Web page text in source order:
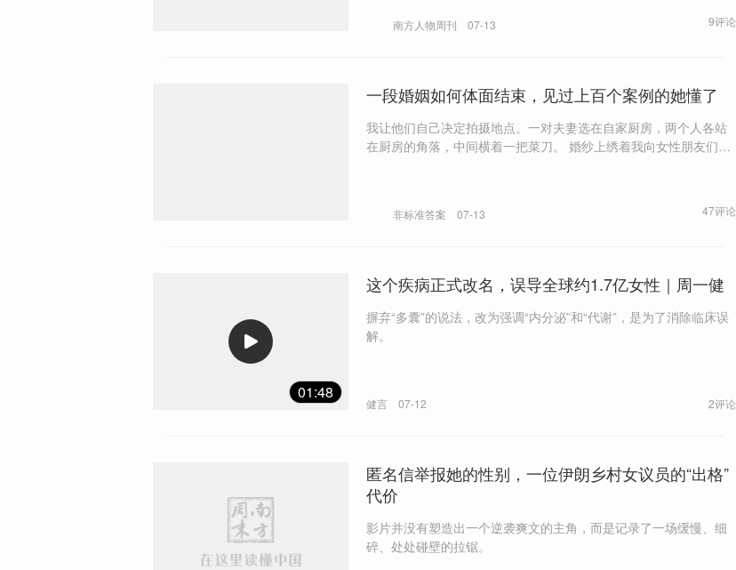
方法院的博弈，女性权利的观念与现实之间的鸿沟，以及舆论的汹
涌和复杂。
南方人物周刊 07-13 9评论
一段婚姻如何体面结束，见过上百个案例的她懂了
我让他们自己决定拍摄地点。一对夫妻选在自家厨房，两个人各站
在厨房的角落，中间横着一把菜刀。 婚纱上绣着我向女性朋友们征
非标准答案 07-13 47评论
01:48
这个疾病正式改名，误导全球约1.7亿女性｜周一健
摒弃“多囊”的说法，改为强调“内分泌”和“代谢”，是为了消除临床误
解。
健言 07-12 2评论
匿名信举报她的性别，一位伊朗乡村女议员的“出格”
代价
影片并没有塑造出一个逆袭爽文的主角，而是记录了一场缓慢、细
碎、处处碰壁的拉锯。